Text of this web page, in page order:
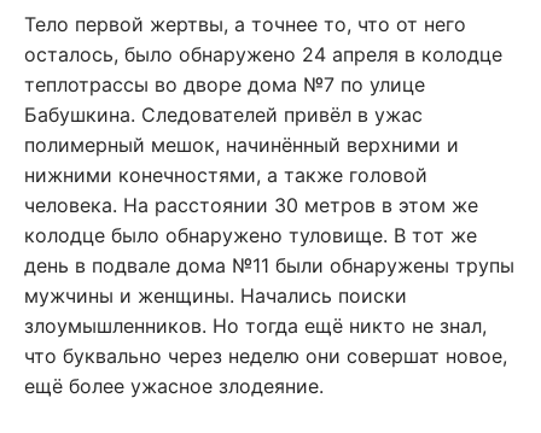
Тело первой жертвы, а точнее то, что от него
осталось, было обнаружено 24 апреля в колодце
теплотрассы во дворе дома №7 по улице
Бабушкина. Следователей привёл в ужас
полимерный мешок, начинённый верхними и
нижними конечностями, а также головой
человека. На расстоянии 30 метров в этом же
колодце было обнаружено туловище. В тот же
день в подвале дома №11 были обнаружены трупы
мужчины и женщины. Начались поиски
злоумышленников. Но тогда ещё никто не знал,
что буквально через неделю они совершат новое,
ещё более ужасное злодеяние.